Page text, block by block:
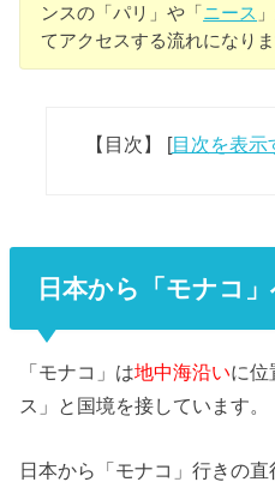
ンスの「パリ」や「ニース
てアクセスする流れになりま
【目次】 [目次を表示
日本から「モナコ
「モナコ」は地中海沿いに位
ス」と国境を接しています。
日本から「モナコ」行きの直